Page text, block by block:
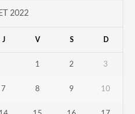
2022
J V S D
1 2 3
7 8 9 10